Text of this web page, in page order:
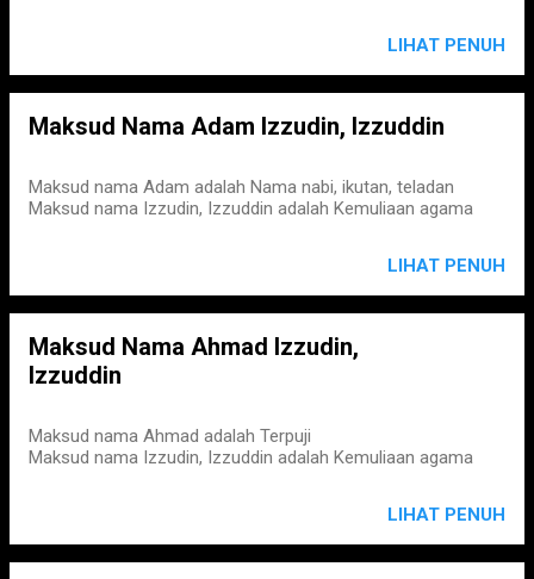
LIHAT PENUH
Maksud Nama Adam Izzudin, Izzuddin
Maksud nama Adam adalah Nama nabi, ikutan, teladan
Maksud nama Izzudin, Izzuddin adalah Kemuliaan agama
LIHAT PENUH
Maksud Nama Ahmad Izzudin,
Izzuddin
Maksud nama Ahmad adalah Terpuji
Maksud nama Izzudin, Izzuddin adalah Kemuliaan agama
LIHAT PENUH